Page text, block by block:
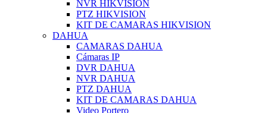
NVR HIKVISION
PTZ HIKVISION
KIT DE CAMARAS HIKVISION
DAHUA
CAMARAS DAHUA
Cámaras IP
DVR DAHUA
NVR DAHUA
PTZ DAHUA
KIT DE CAMARAS DAHUA
Video Portero